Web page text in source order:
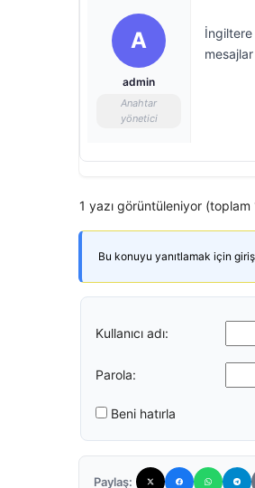
A
admin
Anahtar
yönetici
İngiltere
mesajlar
1 yazı görüntüleniyor (toplam
Bu konuyu yanıtlamak için giriş
Kullanıcı adı:
Parola:
Beni hatırla
Paylaş: